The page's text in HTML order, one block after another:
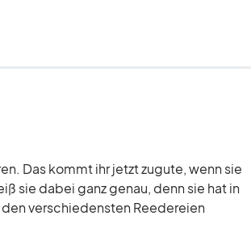
Das kommt ihr jetzt zugute, wenn sie
sie dabei ganz genau, denn sie hat in
den verschiedensten Reedereien